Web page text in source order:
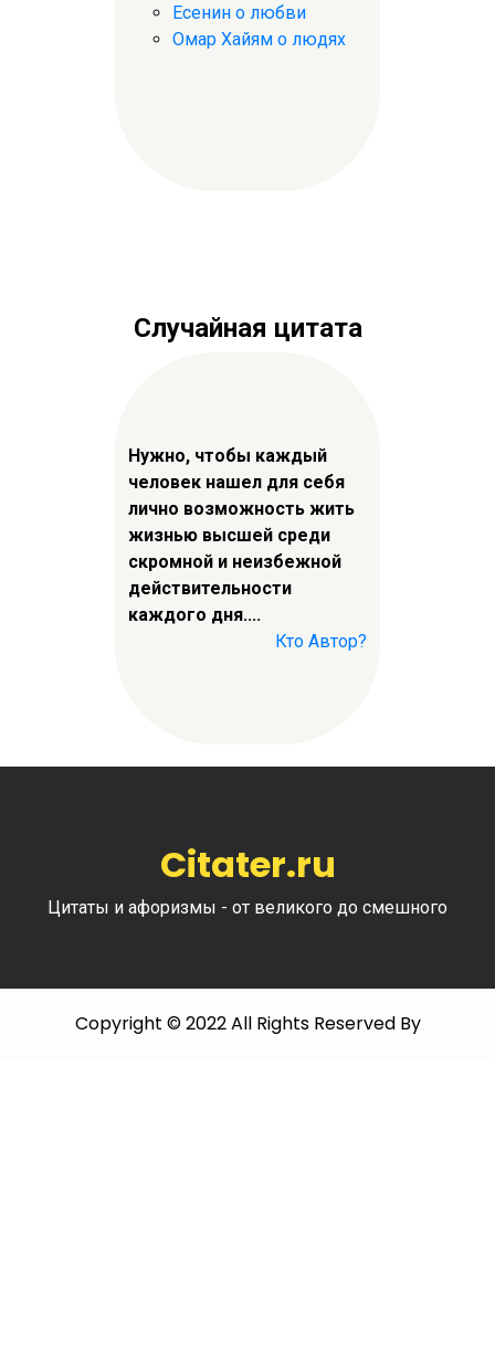
Есенин о любви
Омар Хайям о людях
Случайная цитата
Нужно, чтобы каждый
человек нашел для себя
лично возможность жить
жизнью высшей среди
скромной и неизбежной
действительности
каждого дня....
Кто Автор?
Citater.ru
Цитаты и афоризмы - от великого до смешного
Copyright © 2022 All Rights Reserved By